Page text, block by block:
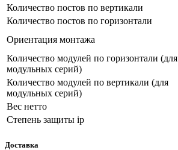
Количество постов по вертикали
Количество постов по горизонтали
Ориентация монтажа
Количество модулей по горизонтали (для
модульных серий)
Количество модулей по вертикали (для
модульных серий)
Вес нетто
Степень защиты ip
Доставка